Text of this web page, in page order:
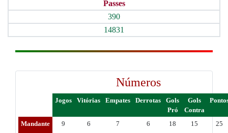
Passes
390
14831
Números
Jogos Vitórias Empates Derrotas
Gols
Pró
Gols
Contra
Mandante 9 6 7 6 18 15
25